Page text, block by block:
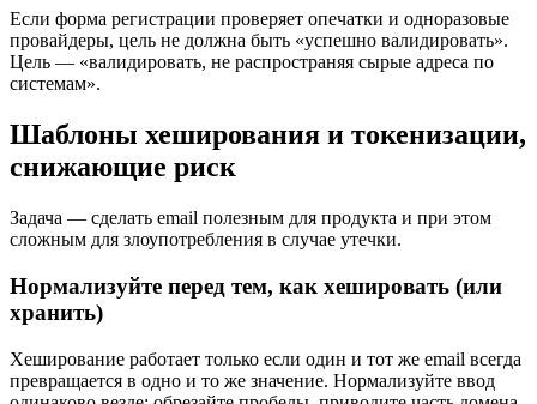
Если форма регистрации проверяет опечатки и одноразовые
провайдеры, цель не должна быть «успешно валидировать».
Цель — «валидировать, не распространяя сырые адреса по
системам».
Шаблоны хеширования и токенизации,
снижающие риск
Задача — сделать email полезным для продукта и при этом
сложным для злоупотребления в случае утечки.
Нормализуйте перед тем, как хешировать (или
хранить)
Хеширование работает только если один и тот же email всегда
превращается в одно и то же значение. Нормализуйте ввод